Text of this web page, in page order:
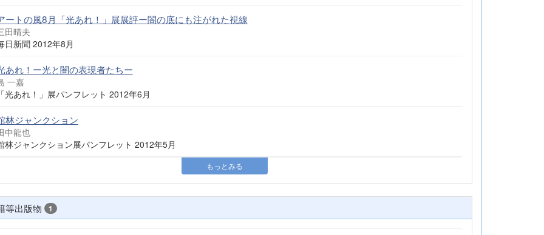
ートの風8月「光あれ！」展展評ー闇の底にも注がれた視線
田晴夫
日新聞 2012年8月
あれ！ー光と闇の表現者たちー
一嘉
光あれ！」展パンフレット 2012年6月
林ジャンクション
中龍也
林ジャンクション展パンフレット 2012年5月
もっとみる
等出版物 1